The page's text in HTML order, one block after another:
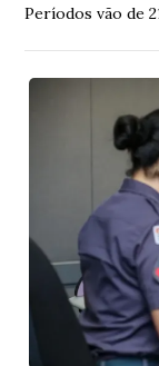
Períodos vão de